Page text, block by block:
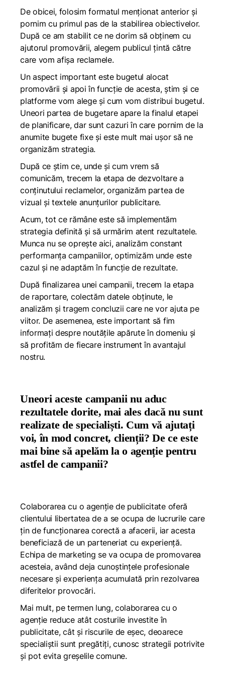
De obicei, folosim formatul menționat anterior și
pornim cu primul pas de la stabilirea obiectivelor.
După ce am stabilit ce ne dorim să obținem cu
ajutorul promovării, alegem publicul țintă către
care vom afișa reclamele.
Un aspect important este bugetul alocat
promovării și apoi în funcție de acesta, știm și ce
platforme vom alege și cum vom distribui bugetul.
Uneori partea de bugetare apare la finalul etapei
de planificare, dar sunt cazuri în care pornim de la
anumite bugete fixe și este mult mai ușor să ne
organizăm strategia.
După ce știm ce, unde și cum vrem să
comunicăm, trecem la etapa de dezvoltare a
conținutului reclamelor, organizăm partea de
vizual și textele anunțurilor publicitare.
Acum, tot ce rămâne este să implementăm
strategia definită și să urmărim atent rezultatele.
Munca nu se oprește aici, analizăm constant
performanța campaniilor, optimizăm unde este
cazul și ne adaptăm în funcție de rezultate.
După finalizarea unei campanii, trecem la etapa
de raportare, colectăm datele obținute, le
analizăm și tragem concluzii care ne vor ajuta pe
viitor. De asemenea, este important să fim
informați despre noutățile apărute în domeniu și
să profităm de fiecare instrument în avantajul
nostru.
Uneori aceste campanii nu aduc
rezultatele dorite, mai ales dacă nu sunt
realizate de specialiști. Cum vă ajutați
voi, în mod concret, clienții? De ce este
mai bine să apelăm la o agenție pentru
astfel de campanii?
Colaborarea cu o agenție de publicitate oferă
clientului libertatea de a se ocupa de lucrurile care
țin de funcționarea corectă a afacerii, iar acesta
beneficiază de un parteneriat cu experiență.
Echipa de marketing se va ocupa de promovarea
acesteia, având deja cunoștințele profesionale
necesare și experiența acumulată prin rezolvarea
diferitelor provocări.
Mai mult, pe termen lung, colaborarea cu o
agenție reduce atât costurile investite în
publicitate, cât și riscurile de eșec, deoarece
specialiștii sunt pregătiți, cunosc strategii potrivite
și pot evita greșelile comune.